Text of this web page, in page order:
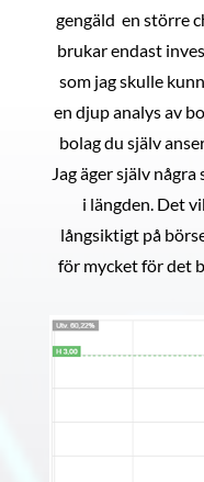
gengäld en större
brukar endast
som jag skulle
en djup analys av
bolag du själv
Jag äger själv
i längden. Det
långsiktigt på
för mycket för det